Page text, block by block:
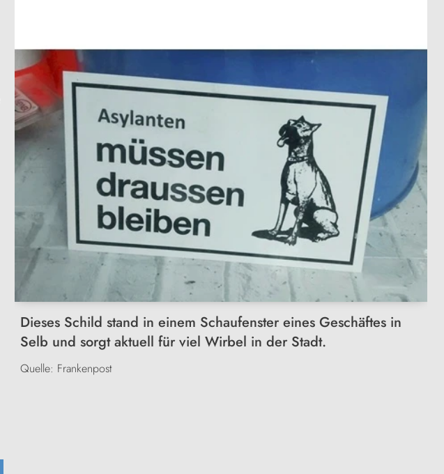
Dieses Schild stand in einem Schaufenster eines Geschäftes in
Selb und sorgt aktuell für viel Wirbel in der Stadt.
Quelle: Frankenpost